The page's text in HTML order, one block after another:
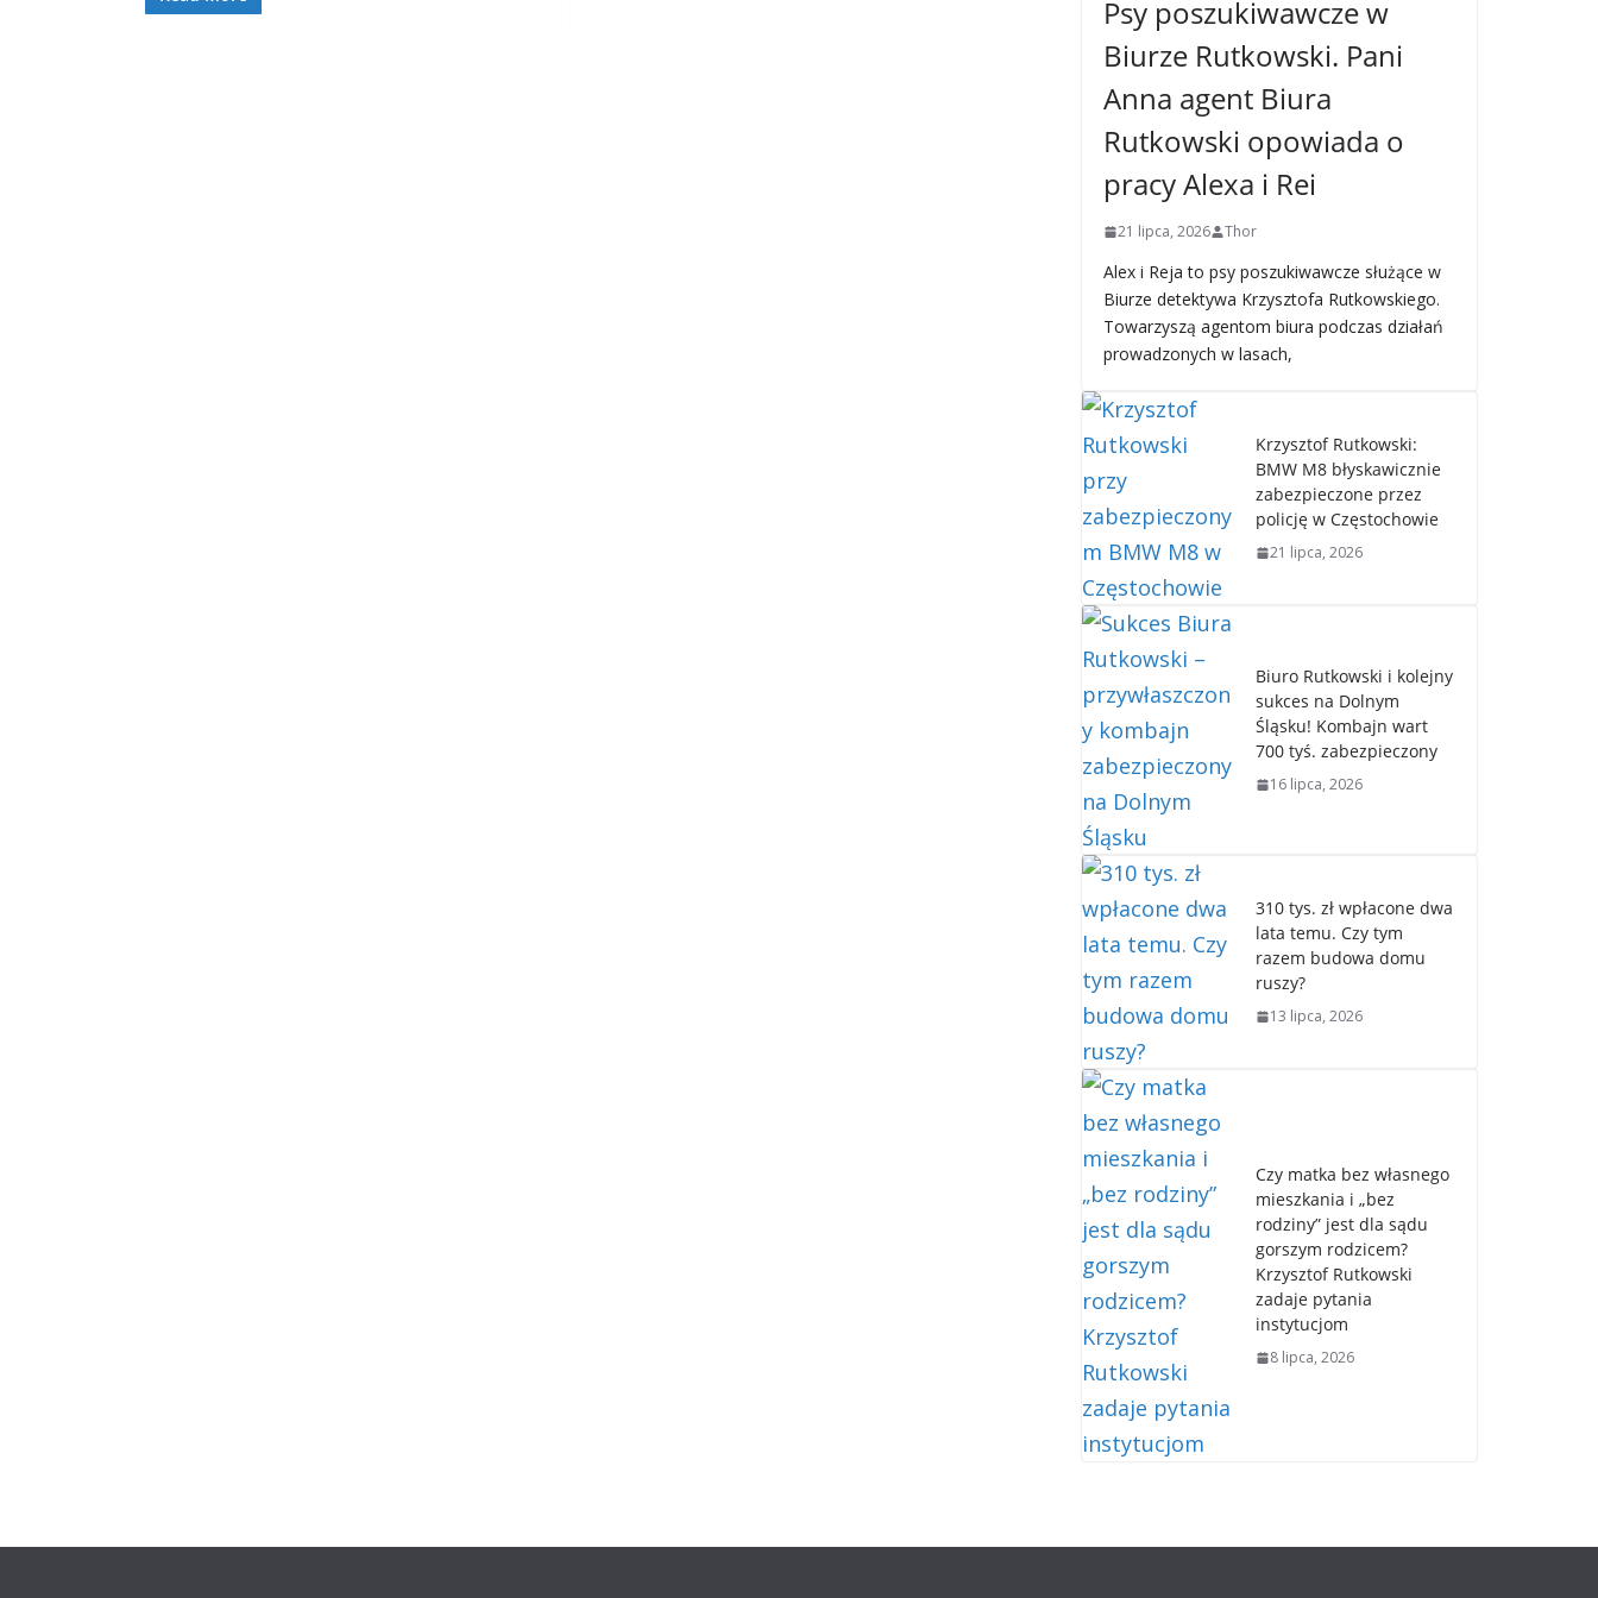
Psy poszukiwawcze w
Biurze Rutkowski. Pani
Anna agent Biura
Rutkowski opowiada o
pracy Alexa i Rei
21 lipca, 2026 Thor
Alex i Reja to psy poszukiwawcze służące w
Biurze detektywa Krzysztofa Rutkowskiego.
Towarzyszą agentom biura podczas działań
prowadzonych w lasach,
Krzysztof Rutkowski:
BMW M8 błyskawicznie
zabezpieczone przez
policję w Częstochowie
21 lipca, 2026
Biuro Rutkowski i kolejny
sukces na Dolnym
Śląsku! Kombajn wart
700 tyś. zabezpieczony
16 lipca, 2026
310 tys. zł wpłacone dwa
lata temu. Czy tym
razem budowa domu
ruszy?
13 lipca, 2026
Czy matka bez własnego
mieszkania i „bez
rodziny” jest dla sądu
gorszym rodzicem?
Krzysztof Rutkowski
zadaje pytania
instytucjom
8 lipca, 2026